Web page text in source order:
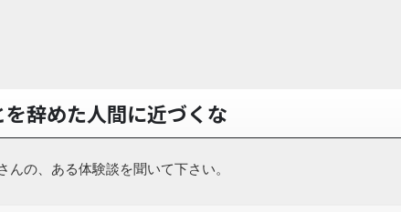
辞めた人間に近づくな
んの、ある体験談を聞いて下さい。